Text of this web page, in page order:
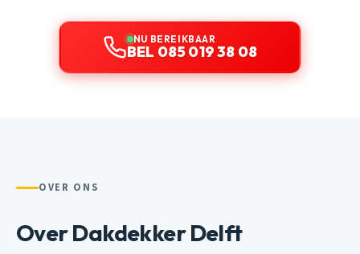
NU BEREIKBAAR
BEL 085 019 38 08
OVER ONS
Over Dakdekker Delft